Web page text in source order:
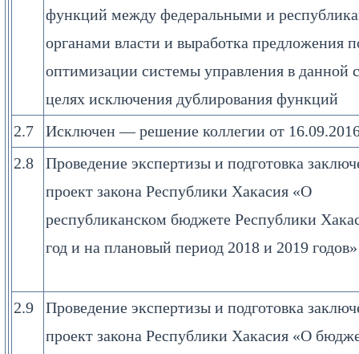
функций между федеральными и
органами власти и выработка предложения
оптимизации системы управления в данной
целях исключения дублирования функций
2.7
Исключен — решение коллегии от
2.8
Проведение экспертизы и подготовка
проект закона Республики Хакасия «О
республиканском бюджете Республики
год и на плановый период 2018 и 2019 годов»
2.9
Проведение экспертизы и подготовка
проект закона Республики Хакасия «О